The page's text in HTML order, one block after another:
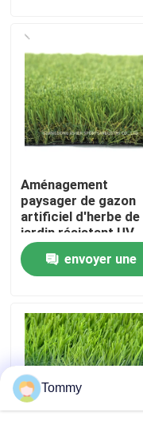
Vidéos
À propos de nous
Visite de l'usine
Contrôle de qualité
Nous contacter
Nouvelles
Cas
Aménagement
paysager de gazon
artificiel d'herbe de
jardin résistant UV
extérieur de Sythetic
envoyer une
Tommy